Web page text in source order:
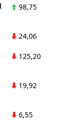
98,75
24,06
125,20
19,92
6,55